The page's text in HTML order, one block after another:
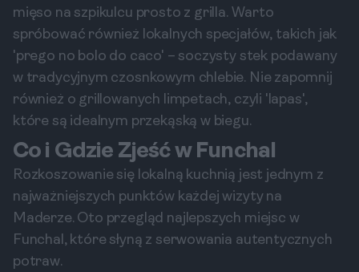
mięso na szpikulcu prosto z grilla. Warto
spróbować również lokalnych specjałów, takich jak
'prego no bolo do caco' – soczysty stek podawany
w tradycyjnym czosnkowym chlebie. Nie zapomnij
również o grillowanych limpetach, czyli 'lapas',
które są idealnym przekąską w biegu.
Co i Gdzie Zjeść w Funchal
Rozkoszowanie się lokalną kuchnią jest jednym z
najważniejszych punktów każdej wizyty na
Maderze. Oto przegląd najlepszych miejsc w
Funchal, które słyną z serwowania autentycznych
potraw.